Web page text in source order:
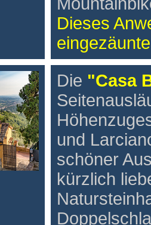
Dieses
Die "Casa
und
schöner
kürzlich